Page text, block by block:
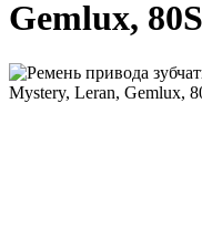
Gemlux,